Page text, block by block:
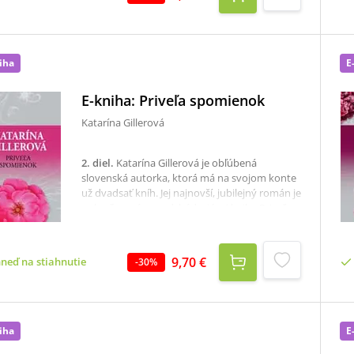
vlastnej svadby a smrti blízkeho človeka. Viki
E-kniha: Priveľa spomienok
Katarína Gillerová
2. diel. Katarína Gillerová je obľúbená
slovenská autorka, ktorá má na svojom konte
už dvadsať kníh. Jej najnovší, jubilejný román je
prekvapujúcimi zvratmi a témy, ktoré chytia za
srdce každú ženu.Do života
dvadsaťosemročnej Romany vstúpila láska.
Kamil, muž jej života, si s ňou túži založiť
na stiahnutie -30% 9,70 €